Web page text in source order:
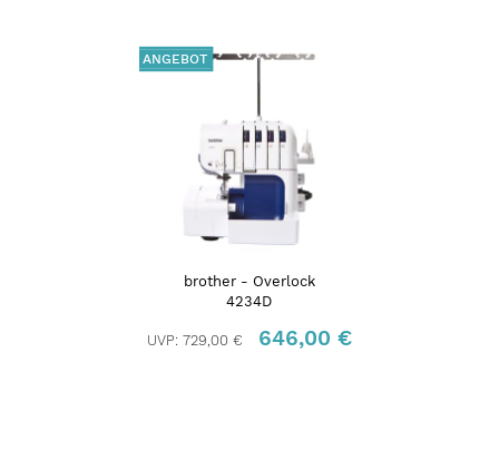
ANGEBOT
brother - Overlock
4234D
UVP: 729,00 € 646,00 €